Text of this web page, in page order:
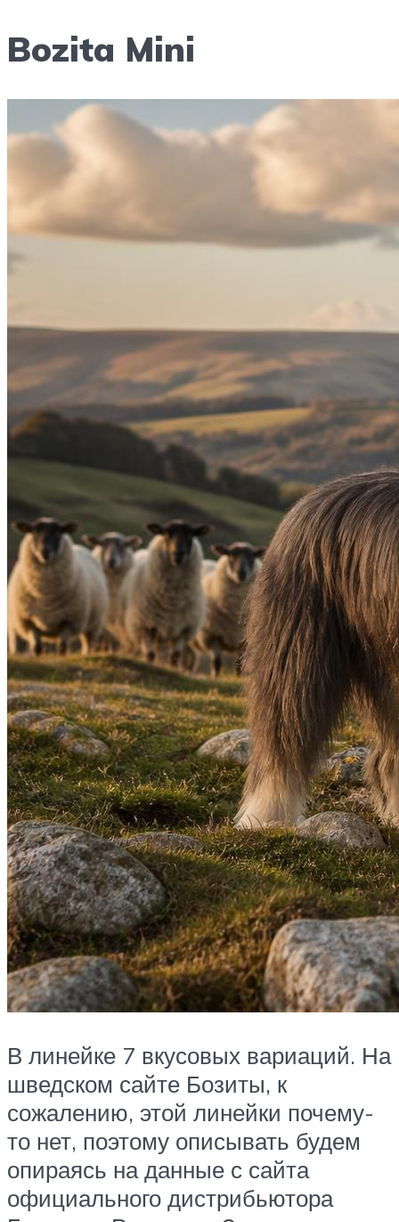
Bozita Mini
В линейке 7 вкусовых вариаций. На
шведском сайте Бозиты, к
сожалению, этой линейки почему-
то нет, поэтому описывать будем
опираясь на данные с сайта
официального дистрибьютора